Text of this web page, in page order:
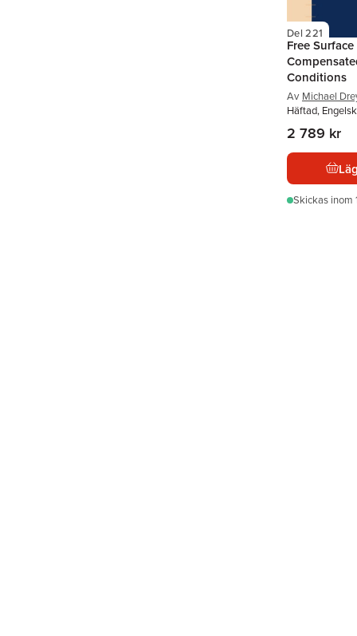
Del 221
Free
Conditions
Av Michael
Häftad,
2 789 kr
Skickas inom